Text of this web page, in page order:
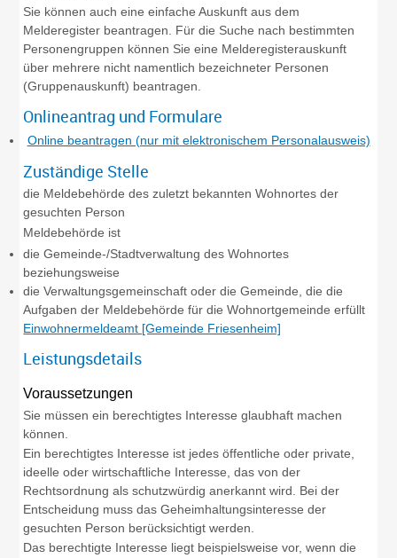
Sie können auch eine einfache Auskunft aus dem
Melderegister beantragen. Für die Suche nach bestimmten
Personengruppen können Sie eine Melderegisterauskunft
über mehrere nicht namentlich bezeichneter Personen
(Gruppenauskunft) beantragen.
Onlineantrag und Formulare
Online beantragen (nur mit elektronischem Personalausweis)
Zuständige Stelle
die Meldebehörde des zuletzt bekannten Wohnortes der
gesuchten Person
Meldebehörde ist
die Gemeinde-/Stadtverwaltung des Wohnortes
beziehungsweise
die Verwaltungsgemeinschaft oder die Gemeinde, die die
Aufgaben der Meldebehörde für die Wohnortgemeinde erfüllt
Einwohnermeldeamt [Gemeinde Friesenheim]
Leistungsdetails
Voraussetzungen
Sie müssen ein berechtigtes Interesse glaubhaft machen
können.
Ein berechtigtes Interesse ist jedes öffentliche oder private,
ideelle oder wirtschaftliche Interesse, das von der
Rechtsordnung als schutzwürdig anerkannt wird. Bei der
Entscheidung muss das Geheimhaltungsinteresse der
gesuchten Person berücksichtigt werden.
Das berechtigte Interesse liegt beispielsweise vor, wenn die